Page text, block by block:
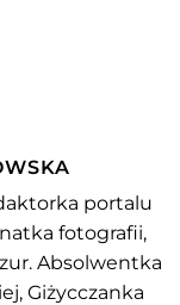
portalu
fotografii,
Absolwentka
Giżycczanka